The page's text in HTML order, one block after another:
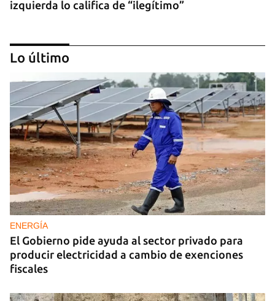
izquierda lo califica de “ilegítimo”
DEPORTACIONES EE UU
El ICE envía a la fuerza a migrantes, entre ellos
cuatro cubanos, a la República Centroafricana
Lo último
ENERGÍA
El Gobierno pide ayuda al sector privado para
producir electricidad a cambio de exenciones
fiscales